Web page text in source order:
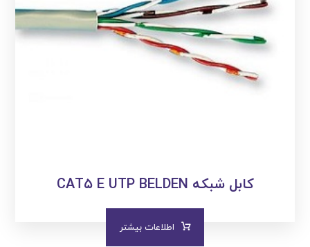
کابل شبکه CAT۵ E UTP BELDEN
اطلاعات بیشتر